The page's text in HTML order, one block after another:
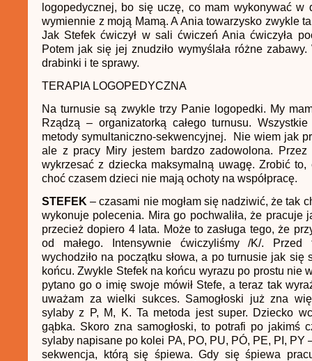
logopedycznej, bo się uczę, co mam wykonywać w
wymiennie z moją Mamą. A Ania towarzysko zwykle
Jak Stefek ćwiczył w sali ćwiczeń Ania ćwiczyła
Potem jak się jej znudziło wymyślała różne zabawy.
drabinki i te sprawy.
TERAPIA LOGOPEDYCZNA
Na turnusie są zwykle trzy Panie logopedki. My
Rządzą – organizatorką całego turnusu. Wszystkie
metody symultaniczno-sekwencyjnej. Nie wiem jak
ale z pracy Miry jestem bardzo zadowolona. Przez
wykrzesać z dziecka maksymalną uwagę. Zrobić to,
choć czasem dzieci nie mają ochoty na współpracę.
STEFEK – czasami nie mogłam się nadziwić, że tak
wykonuje polecenia. Mira go pochwaliła, że pracuje
przecież dopiero 4 lata. Może to zasługa tego, że
od małego. Intensywnie ćwiczyliśmy /K/. Przed
wychodziło na początku słowa, a po turnusie jak się
końcu. Zwykle Stefek na końcu wyrazu po prostu nie
pytano go o imię swoje mówił Stefe, a teraz tak
uważam za wielki sukces. Samogłoski już zna
sylaby z P, M, K. Ta metoda jest super. Dziecko
gąbka. Skoro zna samogłoski, to potrafi po jakimś
sylaby napisane po kolei PA, PO, PU, PÓ, PE, PI, PY
sekwencja, którą się śpiewa. Gdy się śpiewa